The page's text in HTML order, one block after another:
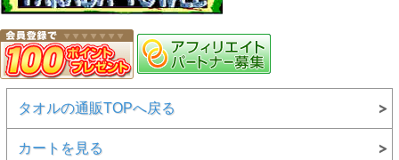
タオルの通販TOPへ戻る
カートを見る